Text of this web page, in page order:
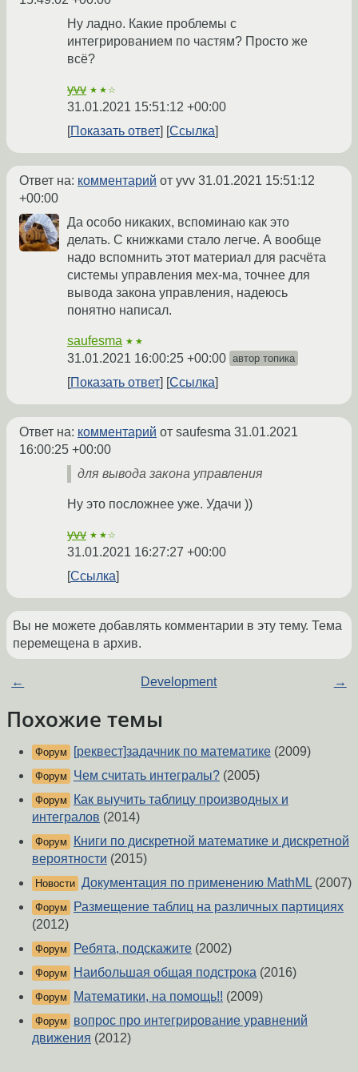
Ну ладно. Какие проблемы с
интегрированием по частям? Просто же
всё?
yvv ★★☆
31.01.2021 15:51:12 +00:00
Показать ответ
Ссылка
Ответ на: комментарий от yvv 31.01.2021 15:51:12
+00:00
Да особо никаких, вспоминаю как это
делать. С книжками стало легче. А вообще
надо вспомнить этот материал для расчёта
системы управления мех-ма, точнее для
вывода закона управления, надеюсь
понятно написал.
saufesma ★★
31.01.2021 16:00:25 +00:00 автор топика
Показать ответ Ссылка
Ответ на: комментарий от saufesma 31.01.2021
16:00:25 +00:00
для вывода закона управления
Ну это посложнее уже. Удачи ))
yvv ★★☆
31.01.2021 16:27:27 +00:00
Ссылка
Вы не можете добавлять комментарии в эту тему. Тема
перемещена в архив.
← Development →
Похожие темы
Форум [реквест]задачник по математике (2009)
Форум Чем считать интегралы? (2005)
Форум
Как выучить таблицу производных и
интегралов (2014)
Форум
Книги по дискретной математике и дискретной
вероятности (2015)
Новости Документация по применению MathML (2007)
Форум
Размещение таблиц на различных партициях
(2012)
Форум Ребята, подскажите (2002)
Форум Наибольшая общая подстрока (2016)
Форум Математики, на помощь!! (2009)
Форум
вопрос про интегрирование уравнений
движения (2012)